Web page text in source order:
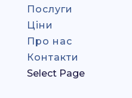
Послуги
Ціни
Про нас
Контакти
Select Page